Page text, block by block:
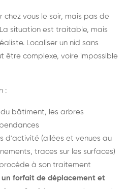
chez vous le soir, mais pas de
situation est traitable, mais
Localiser un nid sans
être complexe, voire impossible
:
bâtiment, les arbres
d'activité (allées et venues au
traces sur les surfaces)
à son traitement
un forfait de déplacement et